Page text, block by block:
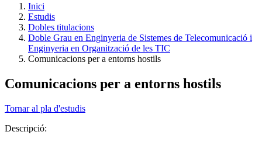
Inici
Estudis
Dobles titulacions
Doble Grau en Enginyeria de Sistemes de Telecomunicació i
Enginyeria en Organització de les TIC
Comunicacions per a entorns hostils
Comunicacions per a entorns hostils
Tornar al pla d'estudis
Descripció: